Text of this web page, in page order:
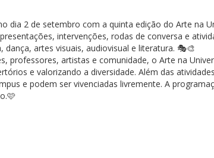
dia 2 de setembro com a quinta edição do Arte na
intervenções, rodas de conversa e
artes visuais, audiovisual e literatura. 🎭🎨
professores, artistas e comunidade, o Arte na
e valorizando a diversidade. Além das
e podem ser vivenciadas livremente. A